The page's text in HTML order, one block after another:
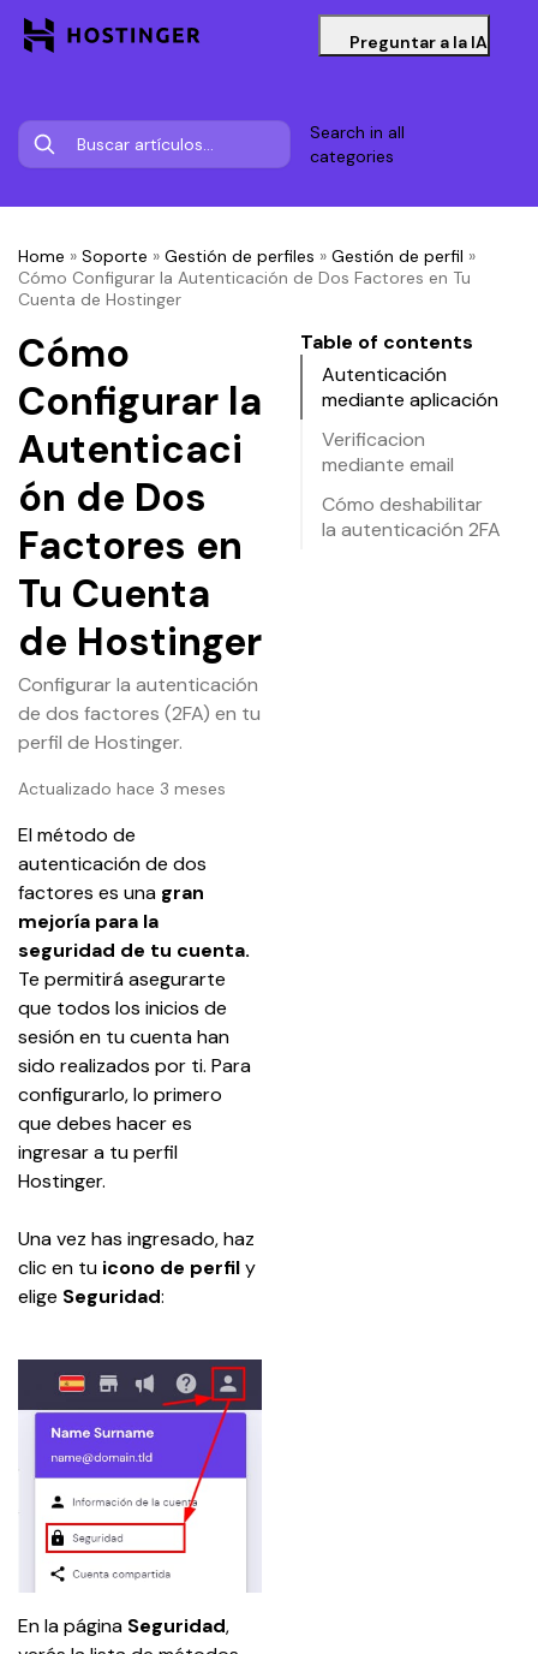
Preguntar a la IA
Search in all
categories
Home » Soporte » Gestión de perfiles » Gestión de perfil »
Cómo Configurar la Autenticación de Dos Factores en Tu
Cuenta de Hostinger
Cómo
Configurar la
Autenticaci
ón de Dos
Factores en
Tu Cuenta
de Hostinger
Configurar la autenticación
de dos factores (2FA) en tu
perfil de Hostinger.
Actualizado hace 3 meses
El método de
autenticación de dos
factores es una gran
mejoría para la
seguridad de tu cuenta.
Te permitirá asegurarte
que todos los inicios de
sesión en tu cuenta han
sido realizados por ti. Para
configurarlo, lo primero
que debes hacer es
ingresar a tu perfil
Hostinger.
Una vez has ingresado, haz
clic en tu icono de perfil y
elige Seguridad:
En la página Seguridad,
Table of contents
Autenticación
mediante aplicación
Verificacion
mediante email
Cómo deshabilitar
la autenticación 2FA